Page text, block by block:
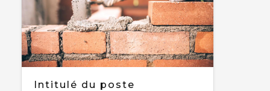
Intitulé du poste